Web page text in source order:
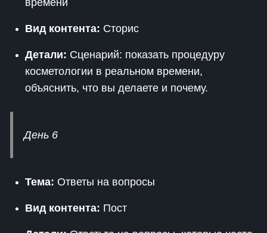
времени
Вид контента: Сторис
Детали: Сценарий: показать процедуру
косметологии в реальном времени,
объяснить, что вы делаете и почему.
День 6
Тема: Ответы на вопросы
Вид контента: Пост